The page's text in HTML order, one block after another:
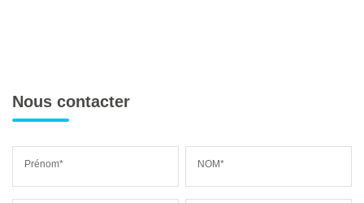
Nous contacter
Prénom* NOM*